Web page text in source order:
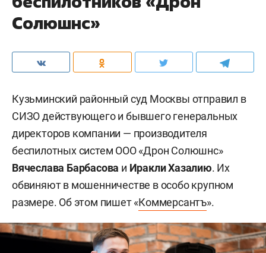
Солюшнс»
Кузьминский районный суд Москвы отправил в
СИЗО действующего и бывшего генеральных
директоров компании — производителя
беспилотных систем ООО «Дрон Солюшнс»
Вячеслава Барбасова и Иракли Хазалию. Их
обвиняют в мошенничестве в особо крупном
размере. Об этом пишет «Коммерсантъ».